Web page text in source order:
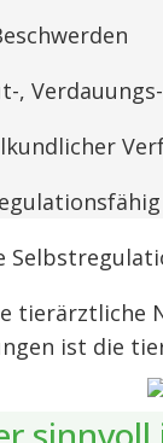
,
tierärztliche
ist die